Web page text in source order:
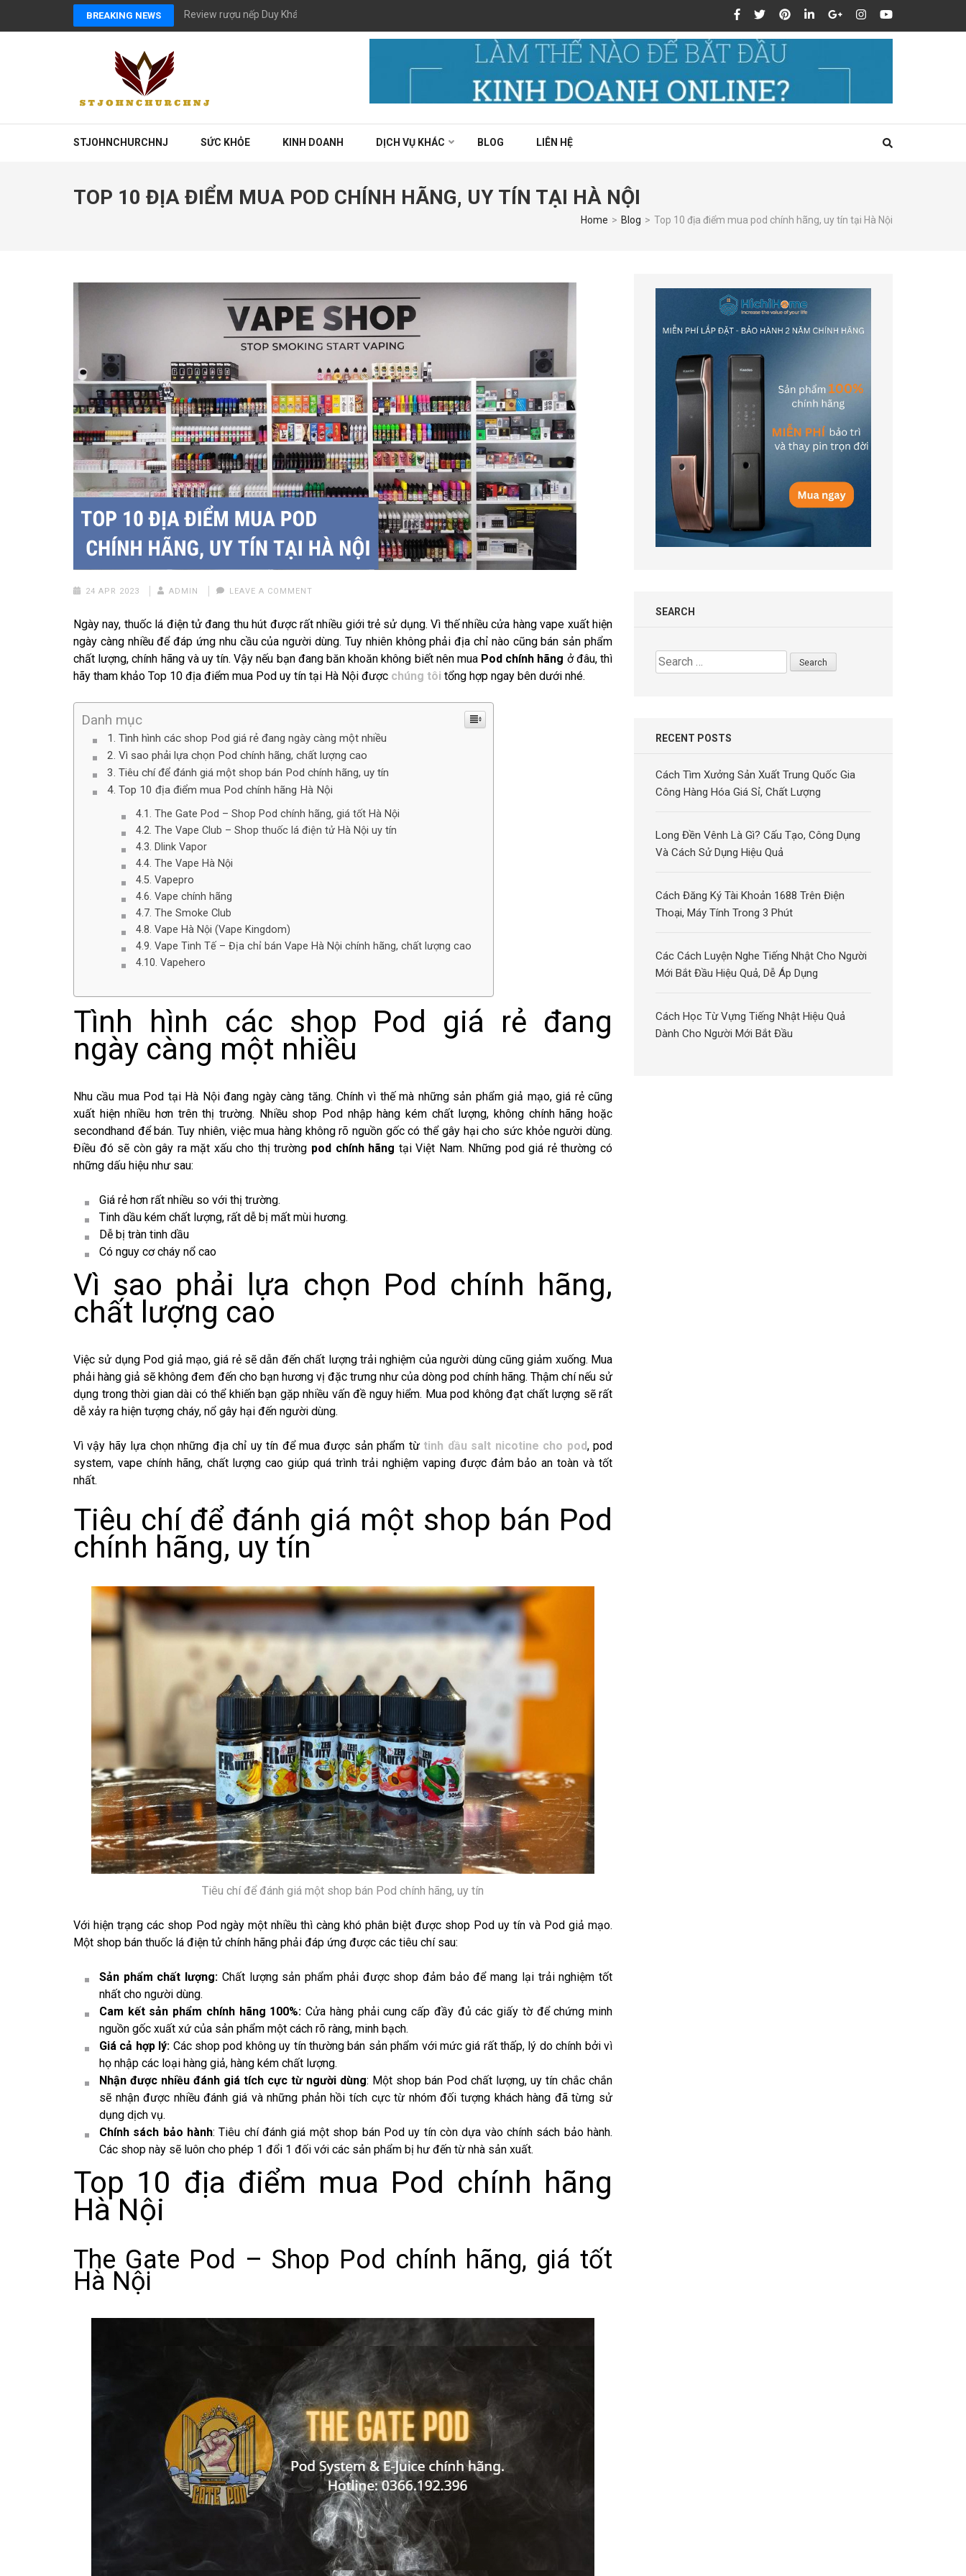
BREAKING NEWS Review rượu nếp Duy Khánh có thật sự ngon chất lượng?
STJOHNCHURCHNJ SỨC KHỎE KINH DOANH DỊCH VỤ KHÁC BLOG LIÊN HỆ
TOP 10 ĐỊA ĐIỂM MUA POD CHÍNH HÃNG, UY TÍN TẠI HÀ NỘI
Home > Blog > Top 10 địa điểm mua pod chính hãng, uy tín tại Hà Nội
24 APR 2023 ADMIN LEAVE A COMMENT
Ngày nay, thuốc lá điện tử đang thu hút được rất nhiều giới trẻ sử dụng. Vì thế nhiều cửa hàng vape xuất hiện
ngày càng nhiều để đáp ứng nhu cầu của người dùng. Tuy nhiên không phải địa chỉ nào cũng bán sản phẩm
chất lượng, chính hãng và uy tín. Vậy nếu bạn đang băn khoăn không biết nên mua Pod chính hãng ở đâu, thì
hãy tham khảo Top 10 địa điểm mua Pod uy tín tại Hà Nội được chúng tôi tổng hợp ngay bên dưới nhé.
Danh mục
Tình hình các shop Pod giá rẻ đang ngày càng một nhiều
Vì sao phải lựa chọn Pod chính hãng, chất lượng cao
Tiêu chí để đánh giá một shop bán Pod chính hãng, uy tín
Top 10 địa điểm mua Pod chính hãng Hà Nội
The Gate Pod – Shop Pod chính hãng, giá tốt Hà Nội
The Vape Club – Shop thuốc lá điện tử Hà Nội uy tín
Dlink Vapor
The Vape Hà Nội
Vapepro
Vape chính hãng
The Smoke Club
Vape Hà Nội (Vape Kingdom)
Vape Tinh Tế – Địa chỉ bán Vape Hà Nội chính hãng, chất lượng cao
Vapehero
Tình hình các shop Pod giá rẻ đang
ngày càng một nhiều
Nhu cầu mua Pod tại Hà Nội đang ngày càng tăng. Chính vì thế mà những sản phẩm giả mạo, giá rẻ cũng
xuất hiện nhiều hơn trên thị trường. Nhiều shop Pod nhập hàng kém chất lượng, không chính hãng hoặc
secondhand để bán. Tuy nhiên, việc mua hàng không rõ nguồn gốc có thể gây hại cho sức khỏe người dùng.
Điều đó sẽ còn gây ra mặt xấu cho thị trường pod chính hãng tại Việt Nam. Những pod giá rẻ thường có
những dấu hiệu như sau:
Giá rẻ hơn rất nhiều so với thị trường.
Tinh dầu kém chất lượng, rất dễ bị mất mùi hương.
Dễ bị tràn tinh dầu
Có nguy cơ cháy nổ cao
Vì sao phải lựa chọn Pod chính hãng,
chất lượng cao
Việc sử dụng Pod giả mạo, giá rẻ sẽ dẫn đến chất lượng trải nghiệm của người dùng cũng giảm xuống. Mua
phải hàng giả sẽ không đem đến cho bạn hương vị đặc trưng như của dòng pod chính hãng. Thậm chí nếu sử
dụng trong thời gian dài có thể khiến bạn gặp nhiều vấn đề nguy hiểm. Mua pod không đạt chất lượng sẽ rất
dễ xảy ra hiện tượng cháy, nổ gây hại đến người dùng.
Vì vậy hãy lựa chọn những địa chỉ uy tín để mua được sản phẩm từ tinh dầu salt nicotine cho pod, pod
system, vape chính hãng, chất lượng cao giúp quá trình trải nghiệm vaping được đảm bảo an toàn và tốt
nhất.
Tiêu chí để đánh giá một shop bán Pod
chính hãng, uy tín
Tiêu chí để đánh giá một shop bán Pod chính hãng, uy tín
Với hiện trạng các shop Pod ngày một nhiều thì càng khó phân biệt được shop Pod uy tín và Pod giả mạo.
Một shop bán thuốc lá điện tử chính hãng phải đáp ứng được các tiêu chí sau:
Sản phẩm chất lượng: Chất lượng sản phẩm phải được shop đảm bảo để mang lại trải nghiệm tốt
nhất cho người dùng.
Cam kết sản phẩm chính hãng 100%:Cửa hàng phải cung cấp đầy đủ các giấy tờ để chứng minh
nguồn gốc xuất xứ của sản phẩm một cách rõ ràng, minh bạch.
Giá cả hợp lý: Các shop pod không uy tín thường bán sản phẩm với mức giá rất thấp, lý do chính bởi vì
họ nhập các loại hàng giả, hàng kém chất lượng.
Nhận được nhiều đánh giá tích cực từ người dùng: Một shop bán Pod chất lượng, uy tín chắc chắn
sẽ nhận được nhiều đánh giá và những phản hồi tích cực từ nhóm đối tượng khách hàng đã từng sử
dụng dịch vụ.
Chính sách bảo hành: Tiêu chí đánh giá một shop bán Pod uy tín còn dựa vào chính sách bảo hành.
Các shop này sẽ luôn cho phép 1 đổi 1 đối với các sản phẩm bị hư đến từ nhà sản xuất.
Top 10 địa điểm mua Pod chính hãng
Hà Nội
The Gate Pod – Shop Pod chính hãng, giá tốt
Hà Nội
SEARCH
Search
for:
RECENT POSTS
Cách Tìm Xưởng Sản Xuất Trung Quốc Gia
Công Hàng Hóa Giá Sỉ, Chất Lượng
Long Đền Vênh Là Gì? Cấu Tạo, Công Dụng
Và Cách Sử Dụng Hiệu Quả
Cách Đăng Ký Tài Khoản 1688 Trên Điện
Thoại, Máy Tính Trong 3 Phút
Các Cách Luyện Nghe Tiếng Nhật Cho Người
Mới Bắt Đầu Hiệu Quả, Dễ Áp Dụng
Cách Học Từ Vựng Tiếng Nhật Hiệu Quả
Dành Cho Người Mới Bắt Đầu